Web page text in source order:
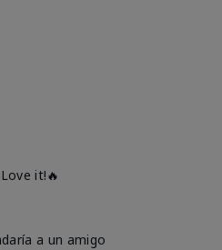
it!🔥
a un amigo